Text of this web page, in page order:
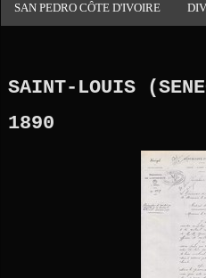
SAN PEDRO CÔTE D'IVOIRE
SAINT-LOUIS
1890